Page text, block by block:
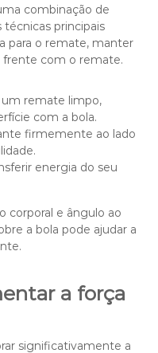
combinação de
técnicas principais
para o remate, manter
com o remate.
um remate limpo,
com a bola.
firmemente ao lado
energia do seu
corporal e ângulo ao
a bola pode ajudar a
a força
significativamente a